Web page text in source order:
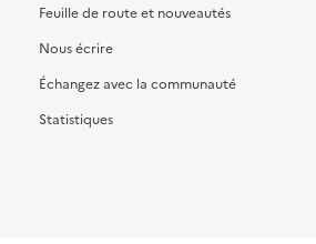
Feuille de route et nouveautés
Nous écrire
Échangez avec la communauté
Statistiques